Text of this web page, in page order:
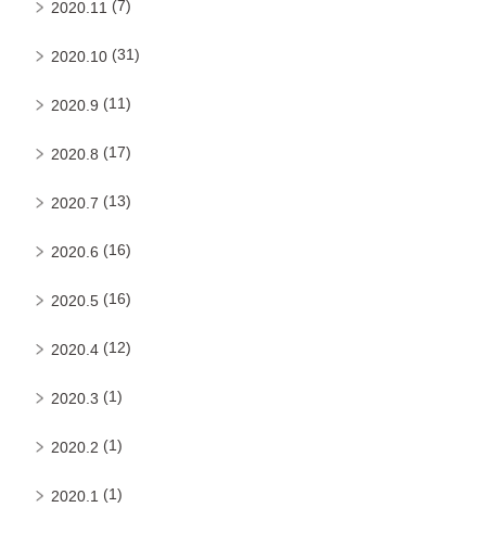
2020.11 (7)
2020.10 (31)
2020.9 (11)
2020.8 (17)
2020.7 (13)
2020.6 (16)
2020.5 (16)
2020.4 (12)
2020.3 (1)
2020.2 (1)
2020.1 (1)